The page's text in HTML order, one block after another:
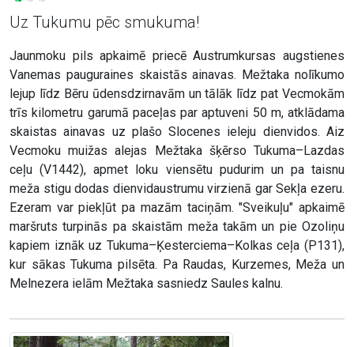
Uz Tukumu pēc smukuma!
Jaunmoku pils apkaimē priecē Austrumkursas augstienes
Vanemas pauguraines skaistās ainavas. Mežtaka nolīkumo
lejup līdz Bēru ūdensdzirnavām un tālāk līdz pat Vecmokām
trīs kilometru garumā paceļas par aptuveni 50 m, atklādama
skaistas ainavas uz plašo Slocenes ieleju dienvidos. Aiz
Vecmoku muižas alejas Mežtaka šķērso Tukuma–Lazdas
ceļu (V1442), apmet loku viensētu pudurim un pa taisnu
meža stigu dodas dienvidaustrumu virzienā gar Sekļa ezeru.
Ezeram var piekļūt pa mazām taciņām. "Sveikuļu" apkaimē
maršruts turpinās pa skaistām meža takām un pie Ozoliņu
kapiem iznāk uz Tukuma–Ķesterciema–Kolkas ceļa (P131),
kur sākas Tukuma pilsēta. Pa Raudas, Kurzemes, Meža un
Melnezera ielām Mežtaka sasniedz Saules kalnu.